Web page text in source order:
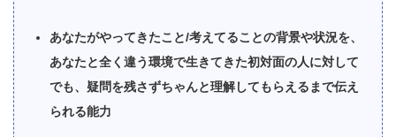
あなたがやってきたこと/考えてることの背景や状況を、
あなたと全く違う環境で生きてきた初対面の人に対して
でも、疑問を残さずちゃんと理解してもらえるまで伝え
られる能力